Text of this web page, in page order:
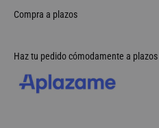
Compra a plazos
Haz tu pedido cómodamente a